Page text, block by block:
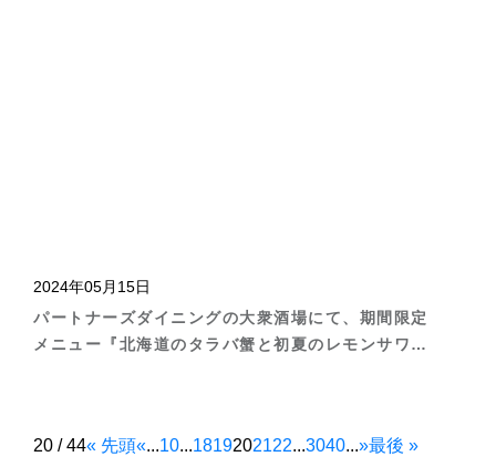
2024年05月15日
パートナーズダイニングの大衆酒場にて、期間限定
メニュー『北海道のタラバ蟹と初夏のレモンサワ
20 / 44« 先頭«...10...1819202122...3040...»最後 »